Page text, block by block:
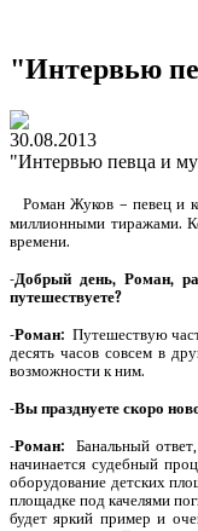
"Интервью
30.08.2013
"Интервью певца и
Роман Жуков – певец и
миллионными тиражами.
времени.
-Добрый день, Роман,
путешествуете?
-Роман: Путешествую
десять часов совсем в
возможности к ним.
-Вы празднуете скоро
-Роман:
Банальный
начинается судебный
оборудование детских
площадке под качелями
будет яркий пример и